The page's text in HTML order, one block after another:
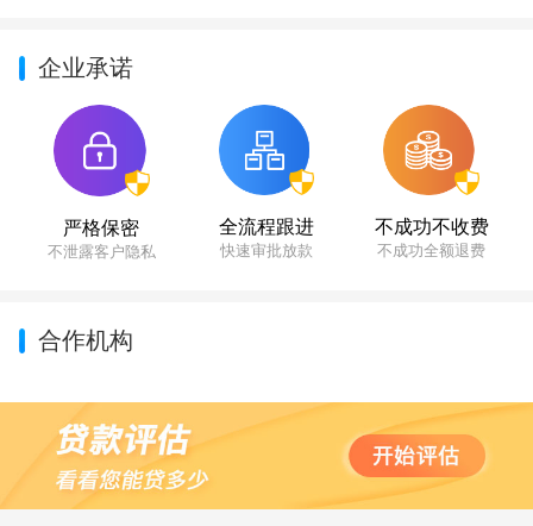
企业承诺
严格保密
不泄露客户隐私
全流程跟进
快速审批放款
不成功不收费
不成功全额退费
合作机构